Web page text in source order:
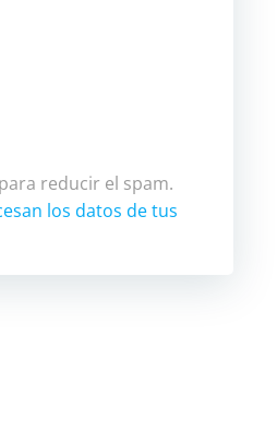
reducir el spam.
los datos de tus